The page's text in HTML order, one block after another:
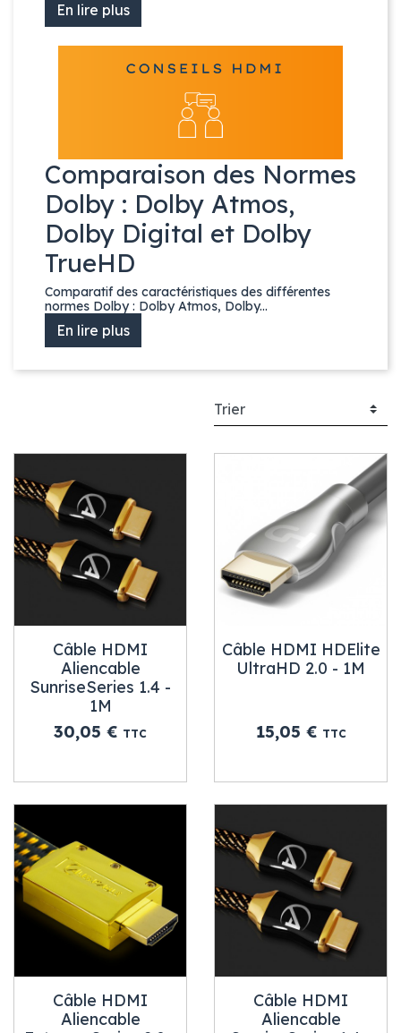
En lire plus
Comparaison des Normes
Dolby : Dolby Atmos,
Dolby Digital et Dolby
TrueHD
Comparatif des caractéristiques des différentes
normes Dolby : Dolby Atmos, Dolby...
En lire plus
Câble HDMI
Aliencable
SunriseSeries 1.4 -
1M
Prix
30,05 € TTC
Câble HDMI HDElite
UltraHD 2.0 - 1M
Prix
15,05 € TTC
Câble HDMI
Aliencable
Câble HDMI
Aliencable